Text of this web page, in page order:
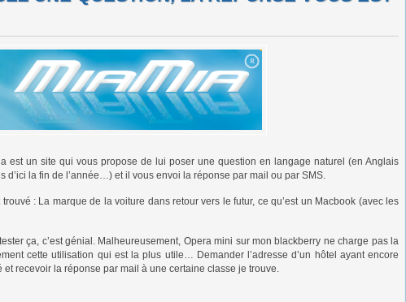
est un site qui vous propose de lui poser une question en langage naturel (en Anglais
d’ici la fin de l’année…) et il vous envoi la réponse par mail ou par SMS.
: La marque de la voiture dans retour vers le futur, ce qu’est un Macbook (avec les
ça, c’est génial. Malheureusement, Opera mini sur mon blackberry ne charge pas la
cette utilisation qui est la plus utile… Demander l’adresse d’un hôtel ayant encore
recevoir la réponse par mail à une certaine classe je trouve.